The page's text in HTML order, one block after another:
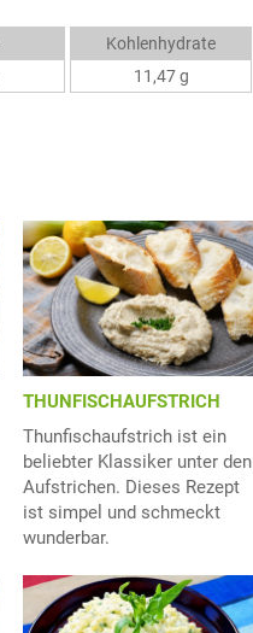
Kohlenhydrate
11,47 g
THUNFISCHAUFSTRICH
Thunfischaufstrich ist ein
beliebter Klassiker unter den
Aufstrichen. Dieses Rezept
ist simpel und schmeckt
wunderbar.